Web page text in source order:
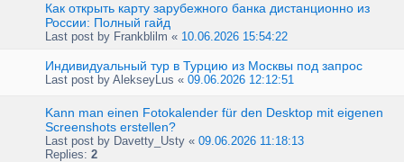
Как открыть карту зарубежного банка дистанционно из
России: Полный гайд
Last post by Frankblilm « 10.06.2026 15:54:22
Индивидуальный тур в Турцию из Москвы под запрос
Last post by AlekseyLus « 09.06.2026 12:12:51
Kann man einen Fotokalender für den Desktop mit eigenen
Screenshots erstellen?
Last post by Davetty_Usty « 09.06.2026 11:18:13
Replies: 2